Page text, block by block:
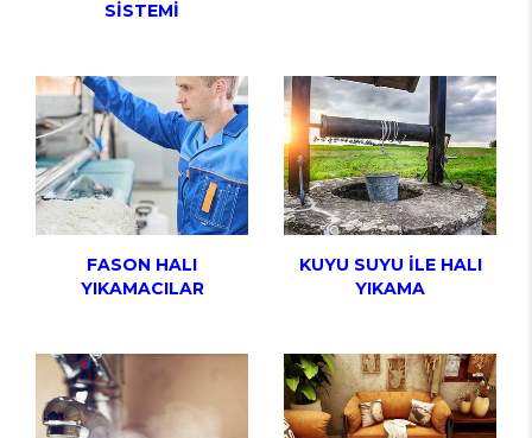
SİSTEMİ
FASON HALI
YIKAMACILAR
KUYU SUYU İLE HALI
YIKAMA